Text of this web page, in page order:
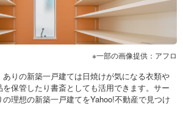
一部の画像提供：アフロ
りの新築一戸建ては日焼けが気になる衣類や
保管したり書斎としても活用できます。サー
理想の新築一戸建てをYahoo!不動産で見つけ